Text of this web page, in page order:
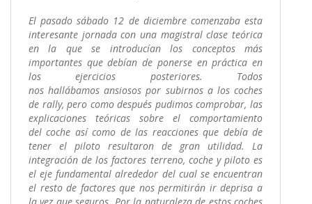
El pasado sábado 12 de diciembre comenzaba esta
interesante jornada con una magistral clase teórica
en la que se introducían los conceptos más
importantes que debían de ponerse en práctica en
los ejercicios posteriores. Todos
nos hallábamos ansiosos por subirnos a los coches
de rally, pero como después pudimos comprobar, las
explicaciones teóricas sobre el comportamiento
del coche así como de las reacciones que debía de
tener el piloto resultaron de gran utilidad. La
integración de los factores terreno, coche y piloto es
el eje fundamental alrededor del cual se encuentran
el resto de factores que nos permitirán ir deprisa a
la vez que seguros. Por la naturaleza de estos coches